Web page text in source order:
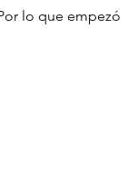
lo que empezó